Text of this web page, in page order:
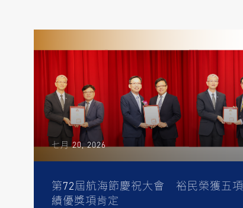
七月 20, 2026
第72屆航海節慶祝大會 裕民榮獲五項
績優獎項肯定